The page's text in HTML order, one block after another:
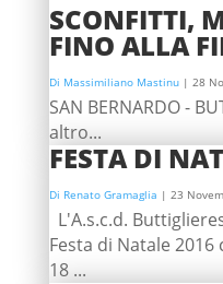
SCONFITTI,
FINO ALLA
Di Massimiliano Mastinu| 28
SAN BERNARDO -
altro...
FESTA DI
Di Renato Gramaglia | 23
L'A.s.c.d.
Festa di Natale
18 ...